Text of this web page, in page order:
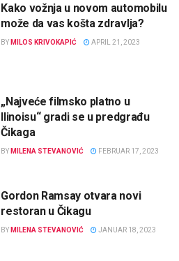
Kako vožnja u novom automobilu
može da vas košta zdravlja?
BY MILOS KRIVOKAPIĆ APRIL 21, 2023
„Najveće filmsko platno u
Ilinoisu“ gradi se u predgrađu
Čikaga
BY MILENA STEVANOVIĆ FEBRUAR 17, 2023
Gordon Ramsay otvara novi
restoran u Čikagu
BY MILENA STEVANOVIĆ JANUAR 18, 2023